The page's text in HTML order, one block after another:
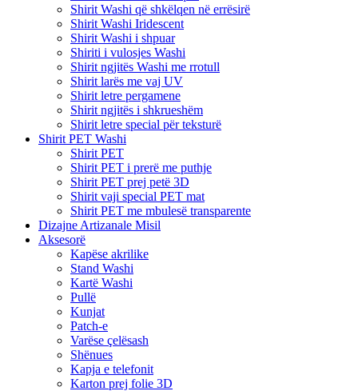
Shirit Washi që shkëlqen në errësirë
Shirit Washi Iridescent
Shirit Washi i shpuar
Shiriti i vulosjes Washi
Shirit ngjitës Washi me rrotull
Shirit larës me vaj UV
Shirit letre pergamene
Shirit ngjitës i shkrueshëm
Shirit letre special për teksturë
Shirit PET Washi
Shirit PET
Shirit PET i prerë me puthje
Shirit PET prej petë 3D
Shirit vaji special PET mat
Shirit PET me mbulesë transparente
Dizajne Artizanale Misil
Aksesorë
Kapëse akrilike
Stand Washi
Kartë Washi
Pullë
Kunjat
Patch-e
Varëse çelësash
Shënues
Kapja e telefonit
Karton prej folie 3D